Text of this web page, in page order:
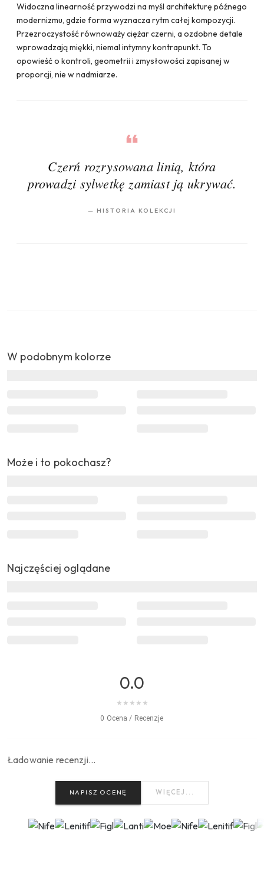
Widoczna linearność przywodzi na myśl architekturę późnego
modernizmu, gdzie forma wyznacza rytm całej kompozycji.
Przezroczystość równoważy ciężar czerni, a ozdobne detale
wprowadzają miękki, niemal intymny kontrapunkt. To
opowieść o kontroli, geometrii i zmysłowości zapisanej w
proporcji, nie w nadmiarze.
Czerń rozrysowana linią, która
prowadzi sylwetkę zamiast ją ukrywać.
— HISTORIA KOLEKCJI
W podobnym kolorze
Może i to pokochasz?
Najczęściej oglądane
0.0
★ ★ ★ ★ ★
0 Ocena / Recenzje
Ładowanie recenzji…
NAPISZ OCENĘ WIĘCEJ...